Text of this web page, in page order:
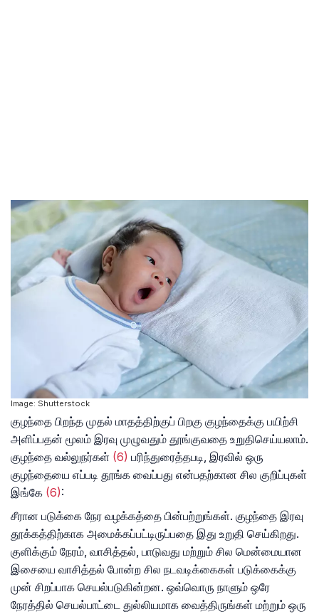
Image: Shutterstock
குழந்தை பிறந்த முதல் மாதத்திற்குப் பிறகு குழந்தைக்கு பயிற்சி
அளிப்பதன் மூலம் இரவு முழுவதும் தூங்குவதை உறுதிசெய்யலாம்.
குழந்தை வல்லுநர்கள் (6) பரிந்துரைத்தபடி, இரவில் ஒரு
குழந்தையை எப்படி தூங்க வைப்பது என்பதற்கான சில குறிப்புகள்
இங்கே (6):
சீரான படுக்கை நேர வழக்கத்தை பின்பற்றுங்கள். குழந்தை இரவு
தூக்கத்திற்காக அமைக்கப்பட்டிருப்பதை இது உறுதி செய்கிறது.
குளிக்கும் நேரம், வாசித்தல், பாடுவது மற்றும் சில மென்மையான
இசையை வாசித்தல் போன்ற சில நடவடிக்கைகள் படுக்கைக்கு
முன் சிறப்பாக செயல்படுகின்றன. ஒவ்வொரு நாளும் ஒரே
நேரத்தில் செயல்பாட்டை துல்லியமாக வைத்திருங்கள் மற்றும் ஒரு